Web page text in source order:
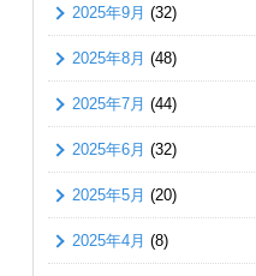
2025年9月 (32)
2025年8月 (48)
2025年7月 (44)
2025年6月 (32)
2025年5月 (20)
2025年4月 (8)